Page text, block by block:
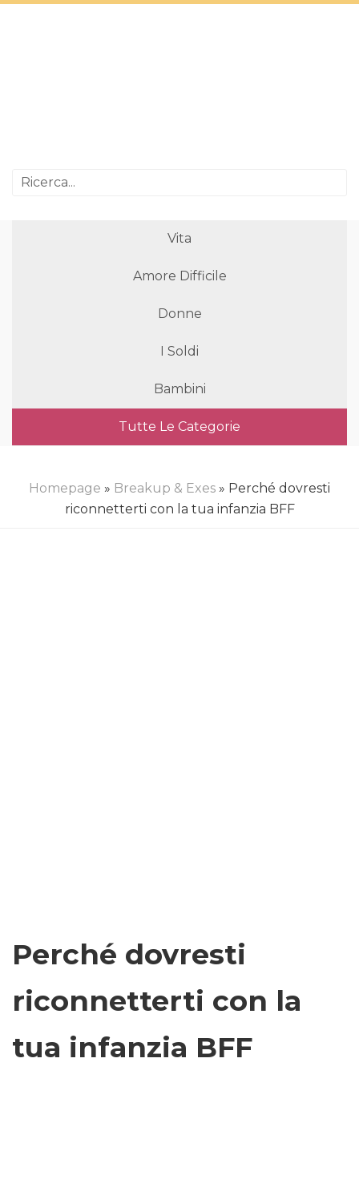
Vita
Amore Difficile
Donne
I Soldi
Bambini
Tutte Le Categorie
Homepage » Breakup & Exes » Perché dovresti
riconnetterti con la tua infanzia BFF
Perché dovresti
riconnetterti con la
tua infanzia BFF